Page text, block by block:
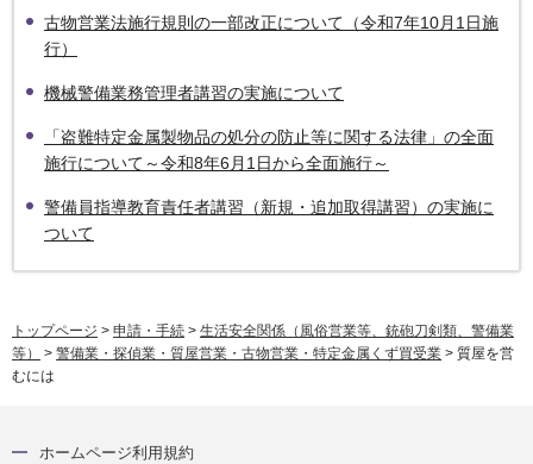
古物営業法施行規則の一部改正について（令和7年10月1日施
行）
機械警備業務管理者講習の実施について
「盗難特定金属製物品の処分の防止等に関する法律」の全面
施行について～令和8年6月1日から全面施行～
警備員指導教育責任者講習（新規・追加取得講習）の実施に
ついて
トップページ > 申請・手続 > 生活安全関係（風俗営業等、銃砲刀剣類、警備業
等）
> 警備業・探偵業・質屋営業・古物営業・特定金属くず買受業 > 質屋を営
むには
ホームページ利用規約